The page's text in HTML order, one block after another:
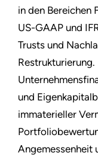
in den Bereichen
US-GAAP und
Trusts und
und
immaterieller
Angemessenheit